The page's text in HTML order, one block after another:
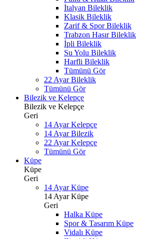
İtalyan Bileklik
Klasik Bileklik
Zarif & Spor Bileklik
Trabzon Hasır Bileklik
İpli Bileklik
Su Yolu Bileklik
Harfli Bileklik
Tümünü Gör
22 Ayar Bileklik
Tümünü Gör
Bilezik ve Kelepçe
Bilezik ve Kelepçe
Geri
14 Ayar Kelepçe
14 Ayar Bilezik
22 Ayar Kelepçe
Tümünü Gör
Küpe
Küpe
Geri
14 Ayar Küpe
14 Ayar Küpe
Geri
Halka Küpe
Spor & Tasarım Küpe
Vidalı Küpe